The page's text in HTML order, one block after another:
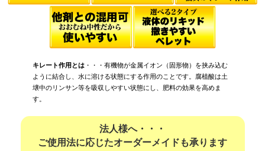
キレート作用とは ・・・有機物が金属イオン（固形物）を挟み込む
ように結合し、水に溶ける状態にする作用のことです。腐植酸は土
壌中のリンサン等を吸収しやすい状態にし、肥料の効果を高めま
す。
法人様へ・・・
ご使用法に応じたオーダーメイドも承ります